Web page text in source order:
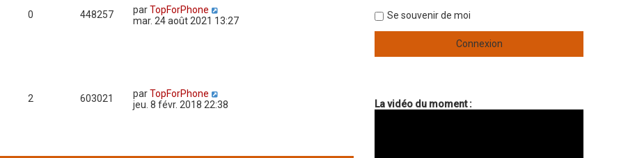
0 448257 parTopForPhone
mar. 24 août 2021 13:27
2 603021 parTopForPhone
jeu. 8 févr. 2018 22:38
Se souvenir de moi
La vidéo du moment :